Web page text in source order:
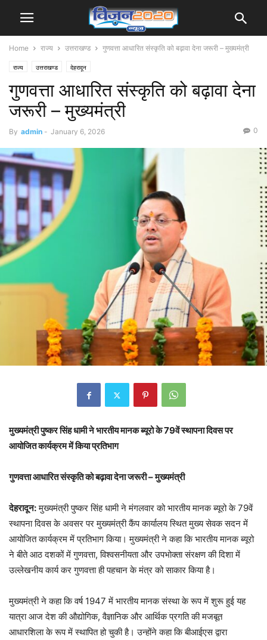
Home राज्य उत्तराखण्ड गुणवत्ता आधारित संस्कृति को बढ़ावा देना जरूरी – मुख्यमंत्री
राज्य उत्तराखण्ड देहरादून
गुणवत्ता आधारित संस्कृति को बढ़ावा देना
जरूरी – मुख्यमंत्री
By admin - January 6, 2026 0
मुख्यमंत्री पुष्कर सिंह धामी ने भारतीय मानक ब्यूरो के 79वें स्थापना दिवस पर
आयोजित कार्यक्रम में किया प्रतिभाग
गुणवत्ता आधारित संस्कृति को बढ़ावा देना जरूरी – मुख्यमंत्री
देहरादून:मुख्यमंत्री पुष्कर सिंह धामी ने मंगलवार को भारतीय मानक ब्यूरो के 79वें
स्थापना दिवस के अवसर पर मुख्यमंत्री कैंप कार्यालय स्थित मुख्य सेवक सदन में
आयोजित कार्यक्रम में प्रतिभाग किया। मुख्यमंत्री ने कहा कि भारतीय मानक ब्यूरो
ने बीते आठ दशकों में गुणवत्ता, विश्वसनीयता और उपभोक्ता संरक्षण की दिशा में
उल्लेखनीय कार्य कर गुणवत्ता ही पहचान के मंत्र को साकार किया है।
मुख्यमंत्री ने कहा कि वर्ष 1947 में भारतीय मानक संस्था के रूप में शुरू हुई यह
यात्रा आज देश की औद्योगिक, वैज्ञानिक और आर्थिक प्रगति की मजबूत
आधारशिला के रूप में स्थापित हो चुकी है। उन्होंने कहा कि बीआईएस द्वारा